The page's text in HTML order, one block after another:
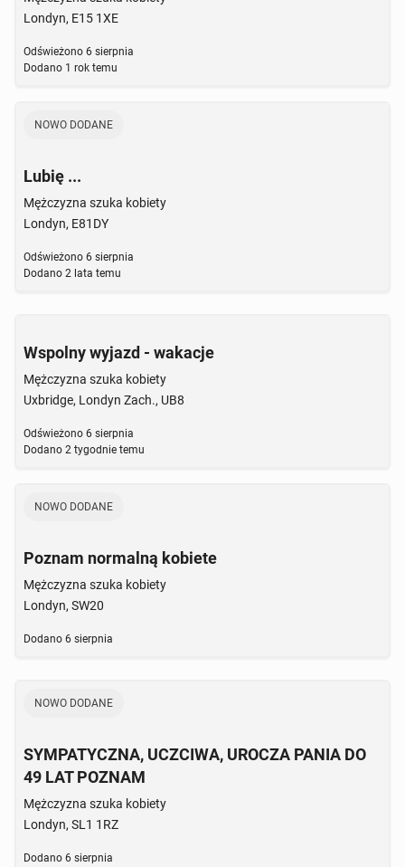
Londyn, E15 1XE
Odświeżono 6 sierpnia
Dodano 1 rok temu
NOWO DODANE
Lubię ...
Mężczyzna szuka kobiety
Londyn, E81DY
Odświeżono 6 sierpnia
Dodano 2 lata temu
Wspolny wyjazd - wakacje
Mężczyzna szuka kobiety
Uxbridge, Londyn Zach., UB8
Odświeżono 6 sierpnia
Dodano 2 tygodnie temu
NOWO DODANE
Poznam normalną kobiete
Mężczyzna szuka kobiety
Londyn, SW20
Dodano 6 sierpnia
NOWO DODANE
SYMPATYCZNA, UCZCIWA, UROCZA PANIA DO
49 LAT POZNAM
Mężczyzna szuka kobiety
Londyn, SL1 1RZ
Dodano 6 sierpnia